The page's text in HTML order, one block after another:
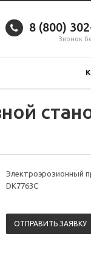
8 (800)
Звонок
Электроэрозионный
DK7763C
ОТПРАВИТЬ ЗАЯВКУ